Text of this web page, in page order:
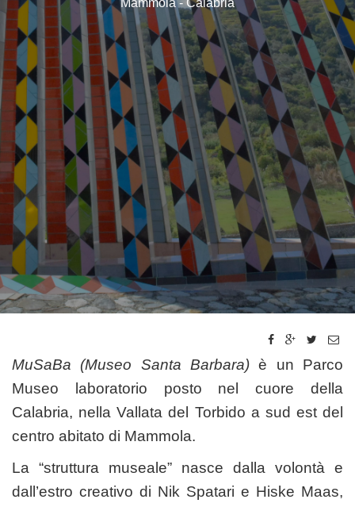
Mammola - Calabria
MuSaBa (Museo Santa Barbara) è un Parco
Museo laboratorio posto nel cuore della
Calabria, nella Vallata del Torbido a sud est del
centro abitato di Mammola.
La “struttura museale” nasce dalla volontà e
dall’estro creativo di Nik Spatari e Hiske Maas,